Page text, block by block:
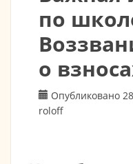
по
о
Опубликовано
roloff